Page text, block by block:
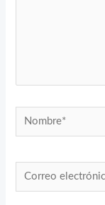
Nombre*
Correo
electrónico*